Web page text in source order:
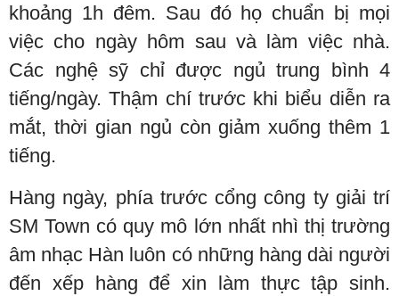
khoảng 1h đêm. Sau đó họ chuẩn bị mọi
việc cho ngày hôm sau và làm việc nhà.
Các nghệ sỹ chỉ được ngủ trung bình 4
tiếng/ngày. Thậm chí trước khi biểu diễn ra
mắt, thời gian ngủ còn giảm xuống thêm 1
tiếng.
Hàng ngày, phía trước cổng công ty giải trí
SM Town có quy mô lớn nhất nhì thị trường
âm nhạc Hàn luôn có những hàng dài người
đến xếp hàng để xin làm thực tập sinh.